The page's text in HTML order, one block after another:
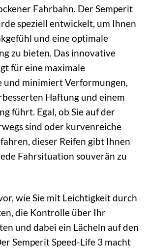
Fahrbahn. Der Semperit
speziell entwickelt, um Ihnen
und eine optimale
zu bieten. Das innovative
für eine maximale
und minimiert Verformungen,
Haftung und einem
führt. Egal, ob Sie auf der
sind oder kurvenreiche
dieser Reifen gibt Ihnen
Fahrsituation souverän zu
wie Sie mit Leichtigkeit durch
die Kontrolle über Ihr
und dabei ein Lächeln auf den
Semperit Speed-Life 3 macht